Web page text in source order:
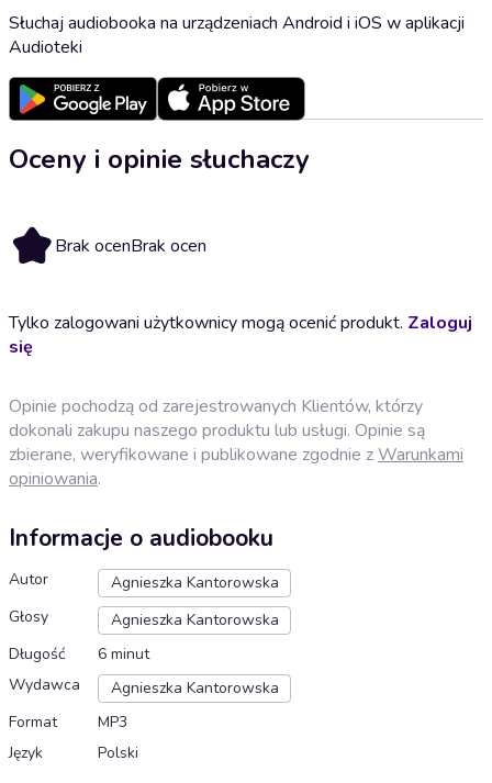
Słuchaj audiobooka na urządzeniach Android i iOS w aplikacji
Audioteki
Oceny i opinie słuchaczy
Brak ocenBrak ocen
Tylko zalogowani użytkownicy mogą ocenić produkt. Zaloguj
się
Opinie pochodzą od zarejestrowanych Klientów, którzy
dokonali zakupu naszego produktu lub usługi. Opinie są
zbierane, weryfikowane i publikowane zgodnie zWarunkami
opiniowania.
Informacje o audiobooku
Autor
Agnieszka Kantorowska
Głosy
Agnieszka Kantorowska
Długość
6 minut
Wydawca
Agnieszka Kantorowska
Format
MP3
Język
Polski